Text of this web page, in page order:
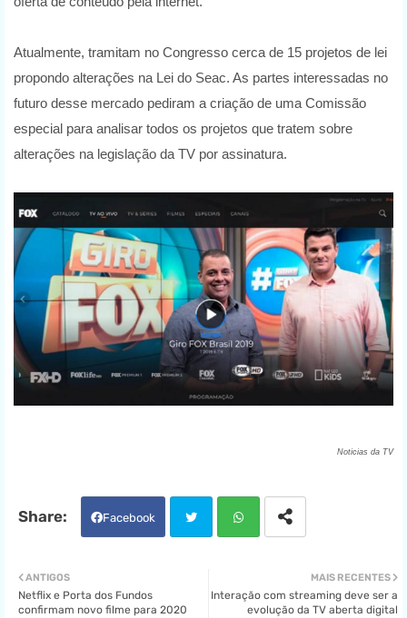
Atualmente, tramitam no Congresso cerca de 15 projetos de lei
propondo alterações na Lei do Seac. As partes interessadas no
futuro desse mercado pediram a criação de uma Comissão
especial para analisar todos os projetos que tratem sobre
alterações na legislação da TV por assinatura.
Noticias da TV
Facebook
tsa
MAIS RECENTES
Interação com streaming deve ser a
evolução da TV aberta digital
ANTIGOS
Netflix e Porta dos Fundos
confirmam novo filme para 2020